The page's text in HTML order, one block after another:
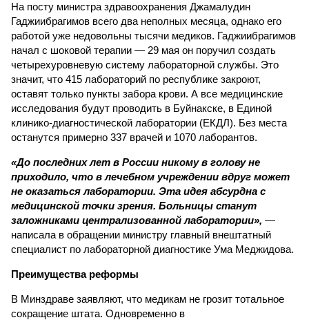
На посту министра здравоохранения Джамалудин
Гаджиибрагимов всего два неполных месяца, однако его
работой уже недовольны тысячи медиков. Гаджиибрагимов
начал с шоковой терапии — 29 мая он поручил создать
четырехуровневую систему лабораторной службы. Это
значит, что 415 лабораторий по республике закроют,
оставят только пункты забора крови. А все медицинские
исследования будут проводить в Буйнакске, в Единой
клинико-диагностической лаборатории (ЕКДЛ). Без места
останутся примерно 337 врачей и 1070 лаборантов.
«До последних лет в России никому в голову не
приходило, что в лечебном учреждении вдруг может
не оказаться лаборатории. Эта идея абсурдна с
медицинской точки зрения. Больницы станут
заложниками централизованной лаборатории», —
написала в обращении министру главный внештатный
специалист по лабораторной диагностике Ума Меджидова.
Преимущества реформы
В Минздраве заявляют, что медикам не грозит тотальное
сокращение штата. Одновременно в